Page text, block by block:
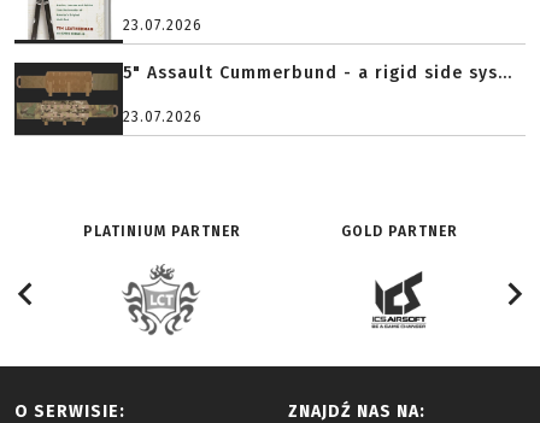
23.07.2026
5" Assault Cummerbund - a rigid side sys...
23.07.2026
PLATINIUM PARTNER GOLD PARTNER
O SERWISIE: ZNAJDŹ NAS NA: